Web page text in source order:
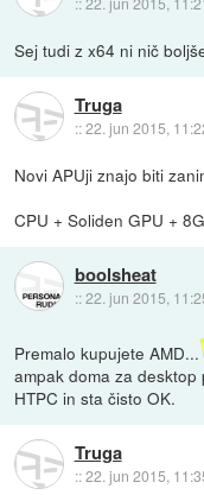
Sej tudi z x64 ni nič
Truga
::22. jun 2015,
Novi APUji znajo biti
CPU + Soliden GPU +
boolsheat
::22. jun 2015,
Premalo kupujete AMD...
ampak doma za
HTPC in sta čisto OK.
Truga
::22. jun 2015,